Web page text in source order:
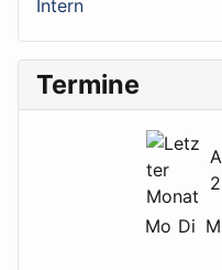
Intern
Termine
Mo Di